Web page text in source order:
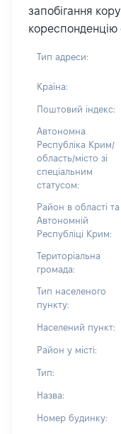
запобігання
кореспонденцію
Тип адреси:
Країна:
Поштовий індекс:
Автономна
Республіка Крим/
область/місто зі
спеціальним
статусом:
Район в області та
Автономній
Республіці Крим:
Територіальна
громада:
Тип населеного
пункту:
Населений пункт:
Район у місті:
Тип:
Назва:
Номер будинку: